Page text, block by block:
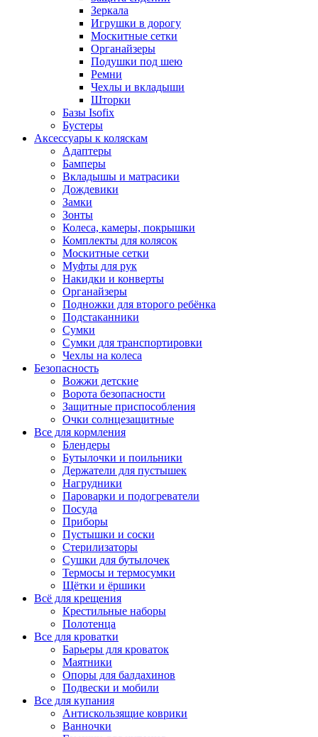
Зеркала
Игрушки в дорогу
Москитные сетки
Органайзеры
Подушки под шею
Ремни
Чехлы и вкладыши
Шторки
Базы Isofix
Бустеры
Аксессуары к коляскам
Адаптеры
Бамперы
Вкладышы и матрасики
Дождевики
Замки
Зонты
Колеса, камеры, покрышки
Комплекты для колясок
Москитные сетки
Муфты для рук
Накидки и конверты
Органайзеры
Подножки для второго ребёнка
Подстаканники
Сумки
Сумки для транспортировки
Чехлы на колеса
Безопасность
Вожжи детские
Ворота безопасности
Защитные приспособления
Очки солнцезащитные
Все для кормления
Блендеры
Бутылочки и поильники
Держатели для пустышек
Нагрудники
Пароварки и подогреватели
Посуда
Приборы
Пустышки и соски
Стерилизаторы
Сушки для бутылочек
Термосы и термосумки
Щётки и ёршики
Всё для крещения
Крестильные наборы
Полотенца
Все для кроватки
Барьеры для кроваток
Маятники
Опоры для балдахинов
Подвески и мобили
Все для купания
Антискользящие коврики
Ванночки